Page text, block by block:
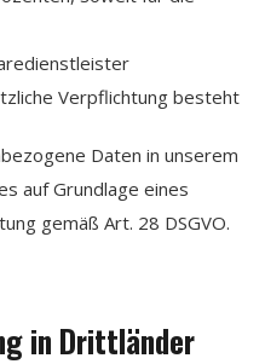
Verpflichtung besteht
Daten in unserem
auf Grundlage eines
gemäß Art. 28 DSGVO.
in Drittländer